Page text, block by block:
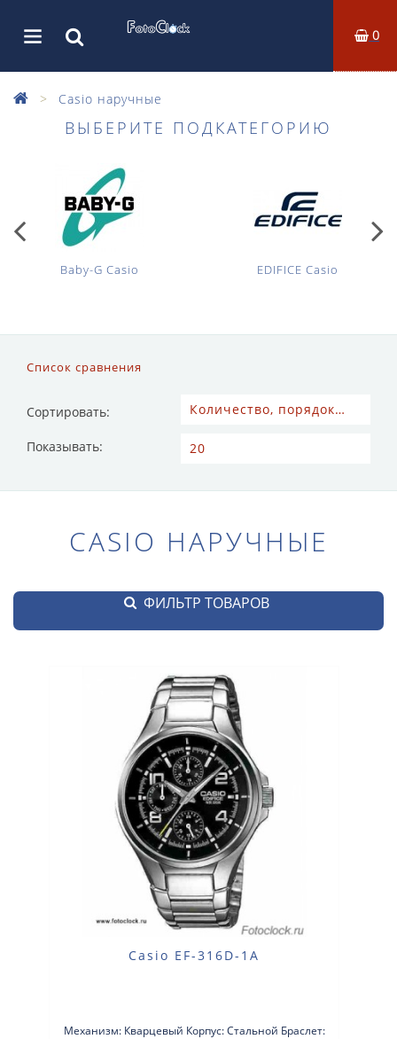
0
Casio наручные
ВЫБЕРИТЕ ПОДКАТЕГОРИЮ
Baby-G Casio EDIFICE Casio
Список сравнения
Сортировать:
Показывать:
CASIO НАРУЧНЫЕ
ФИЛЬТР ТОВАРОВ
Casio EF-316D-1A
Механизм: Кварцевый Корпус: Стальной Браслет: